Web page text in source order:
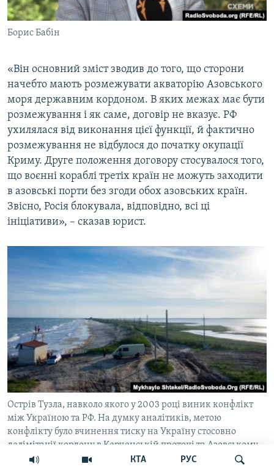
КТА РУС
Борис Бабін
«Він основний зміст зводив до того, що сторони
начебто мають розмежувати акваторію Азовського
моря державним кордоном. В яких межах має бути
розмежування і як саме, договір не вказує. РФ
ухилялася від виконання цієї функції, й фактично
розмежування не відбулося до початку окупації
Криму. Друге положення договору стосувалося того,
що воєнні кораблі третіх країн не можуть заходити
в азовські порти без згоди обох азовських країн.
Звісно, Росія блокувала, відповідно, всі ці
ініціативи», – сказав юрист.
Острів Тузла, навколо якого у 2003 році виник конфлікт
між Україною та РФ. На думку аналітиків, метою
конфлікту було вчинення тиску на Україну стосовно
делімітації кордону в Керченській протоці та Азовському